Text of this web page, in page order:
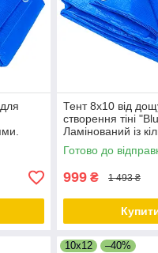
Тент 8х10 від
створення тіні
Ламінований із
Полог.
Готово до
999 ₴ 1 493 ₴
10x12 –40%